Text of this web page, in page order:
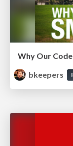
Why Our Code
bkeepers